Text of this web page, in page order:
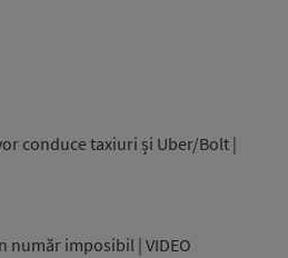
conduce taxiuri și Uber/Bolt |
număr imposibil | VIDEO